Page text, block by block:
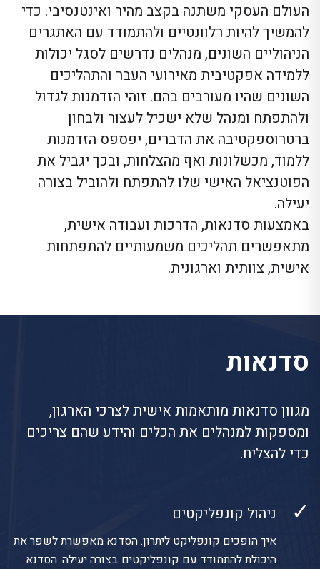
העולם העסקי משתנה בקצב מהיר ואינטנסיבי. כדי
להמשיך להיות רלוונטיים ולהתמודד עם האתגרים
הניהוליים השונים, מנהלים נדרשים לסגל יכולות
ללמידה אפקטיבית מאירועי העבר והתהליכים
השונים שהיו מעורבים בהם. זוהי הזדמנות לגדול
ולהתפתח ומנהל שלא ישכיל לעצור ולבחון
ברטרוספקטיבה את הדברים, יפספס הזדמנות
ללמוד, מכשלונות ואף מהצלחות, ובכך יגביל את
הפוטנציאל האישי שלו להתפתח ולהוביל בצורה
יעילה.
באמצעות סדנאות, הדרכות ועבודה אישית,
מתאפשרים תהליכים משמעותיים להתפתחות
אישית, צוותית וארגונית.
סדנאות
מגוון סדנאות מותאמות אישית לצרכי הארגון,
ומספקות למנהלים את הכלים והידע שהם צריכים
כדי להצליח.
✓ ניהול קונפליקטים
איך הופכים קונפליקט ליתרון. הסדנא מאפשרת לשפר את
היכולת להתמודד עם קונפליקטים בצורה יעילה. הסדנא